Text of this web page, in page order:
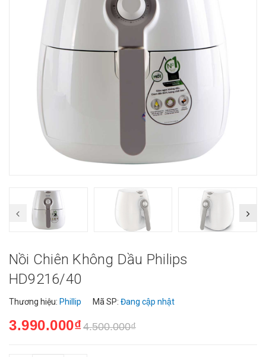
Nồi Chiên Không Dầu Philips
HD9216/40
Thương hiệu: Phillip Mã SP: Đang cập nhật
3.990.000₫4.500.000₫